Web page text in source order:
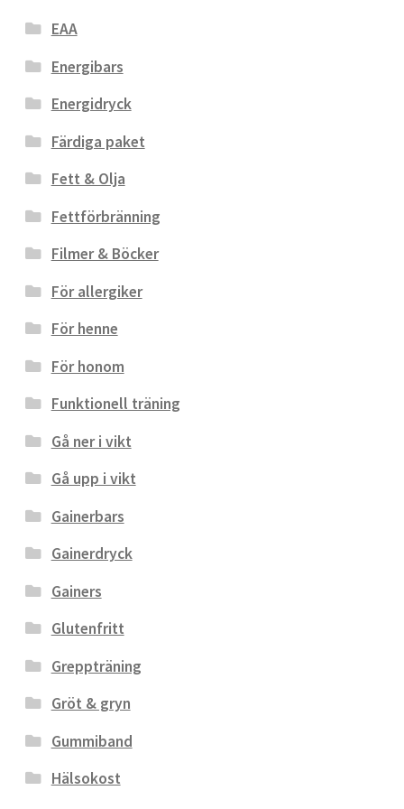
EAA
Energibars
Energidryck
Färdiga paket
Fett & Olja
Fettförbränning
Filmer & Böcker
För allergiker
För henne
För honom
Funktionell träning
Gå ner i vikt
Gå upp i vikt
Gainerbars
Gainerdryck
Gainers
Glutenfritt
Greppträning
Gröt & gryn
Gummiband
Hälsokost